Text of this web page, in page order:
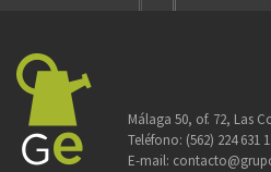
Málaga 50, of. 72, Las
Teléfono: (562) 224 631
E-mail: